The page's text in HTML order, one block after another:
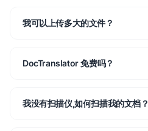
我可以上传多大的文件？
DocTranslator 免费吗？
我没有扫描仪,如何扫描我的文档？